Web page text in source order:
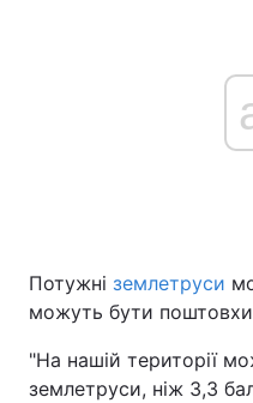
Потужні землетруси
можуть бути
"На нашій території
землетруси, ніж 3,3